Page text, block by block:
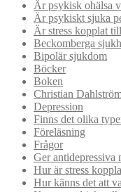
Är psykisk ohälsa
Är psykiskt sjuka
Är stress kopplat
Beckomberga
Bipolär sjukdom
Böcker
Boken
Christian
Depression
Finns det olika
Föreläsning
Frågor
Ger antidepressiva
Hur är stress
Hur känns det att